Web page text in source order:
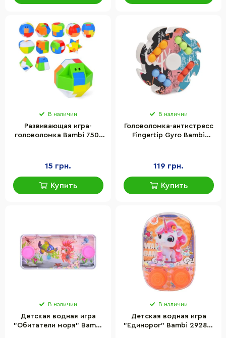
В наличии
Развивающая игра-
головоломка Bambi 750-
15 грн.
Купить
В наличии
Головоломка-антистресс
Fingertip Gyro Bambi
119 грн.
Купить
В наличии
Детская водная игра
"Обитатели моря" Bambi
В наличии
Детская водная игра
"Единорог" Bambi 2928V-